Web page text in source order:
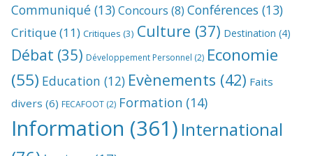
Communiqué (13)Concours (8) Conférences (13)
Critique(11) Critiques (3) Culture (37) Destination (4)
Débat (35) Développement Personnel (2) Economie
(55) Education (12) Evènements (42) Faits
divers (6) FECAFOOT (2) Formation (14)
Information (361) International